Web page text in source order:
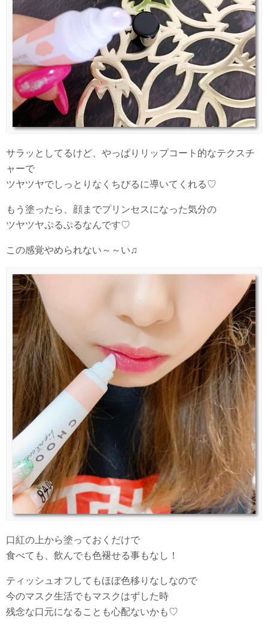
サラッとしてるけど、やっぱりリップコート的なテクスチ
ャーで
ツヤツヤでしっとりなくちびるに導いてくれる♡
もう塗ったら、顔までプリンセスになった気分の
ツヤツヤぷるぷるなんです♡
この感覚やめられない～～い♫
口紅の上から塗っておくだけで
食べても、飲んでも色褪せる事もなし！
ティッシュオフしてもほぼ色移りなしなので
今のマスク生活でもマスクはずした時
残念な口元になることも心配ないかも♡